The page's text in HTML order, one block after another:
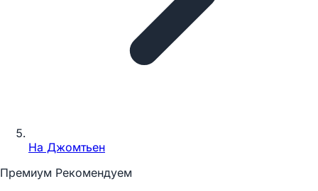
На Джомтьен
Премиум Рекомендуем